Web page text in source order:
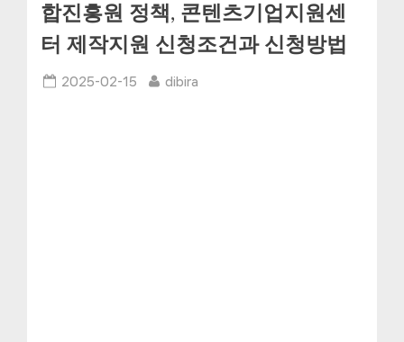
합진흥원 정책, 콘텐츠기업지원센
터 제작지원 신청조건과 신청방법
Posted
2025-02-15 By
dibira